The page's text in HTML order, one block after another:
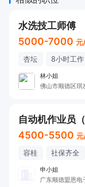
水洗技工师傅
5000-7000 元
杏坛 8小时工作
林小姐
佛山市顺德区琪
4500-5500 元
容桂 社保齐全
申小姐
广东顺德盟恩电